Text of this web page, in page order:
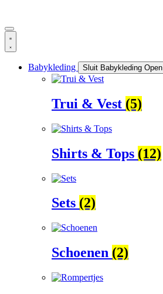
Babykleding Sluit Babykleding
Trui & Vest (5)
Shirts & Tops (12)
Sets (2)
Schoenen (2)